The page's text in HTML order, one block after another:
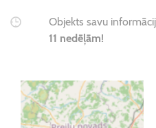
Objekts savu
11 nedēļām!